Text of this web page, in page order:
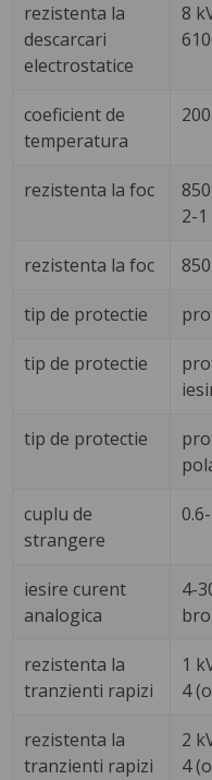
rezistenta la
descarcari
electrostatice
8
coeficient de
temperatura
rezistenta la foc
2-1
rezistenta la foc
tip de protectie
tip de protectie
tip de protectie
cuplu de
strangere
iesire curent
analogica
4-
rezistenta la
tranzienti rapizi
1
4
rezistenta la
tranzienti rapizi
2
4